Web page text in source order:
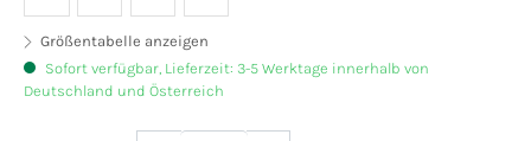
Größentabelle anzeigen
Sofort verfügbar, Lieferzeit: 3-5 Werktage innerhalb von
Deutschland und Österreich